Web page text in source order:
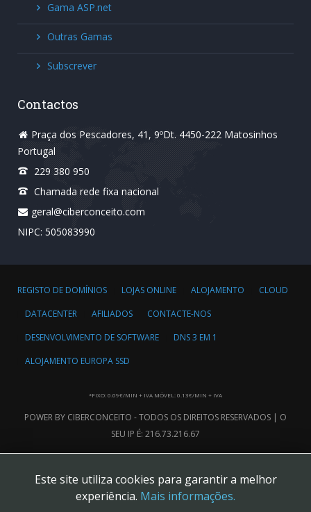
Gama ASP.net
Outras Gamas
Subscrever
Contactos
Praça dos Pescadores, 41, 9ºDt. 4450-222 Matosinhos
Portugal
229 380 950
Chamada rede fixa nacional
geral@ciberconceito.com
NIPC: 505083990
REGISTO DE DOMÍNIOS LOJAS ONLINE ALOJAMENTO
CLOUD
DATACENTER
AFILIADOS
CONTACTE-NOS
DESENVOLVIMENTO DE SOFTWARE
DNS 3 EM 1
ALOJAMENTO EUROPA SSD
*FIXO: 0.09€/MIN + IVA MÓVEL: 0.13€/MIN + IVA
POWER BY CIBERCONCEITO - TODOS OS DIREITOS RESERVADOS | O
SEU IP É: 216.73.216.67
Este site utiliza cookies para garantir a melhor
experiência. Mais informações.